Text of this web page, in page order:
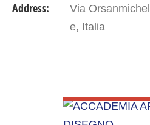
Address:
Via
e, Italia